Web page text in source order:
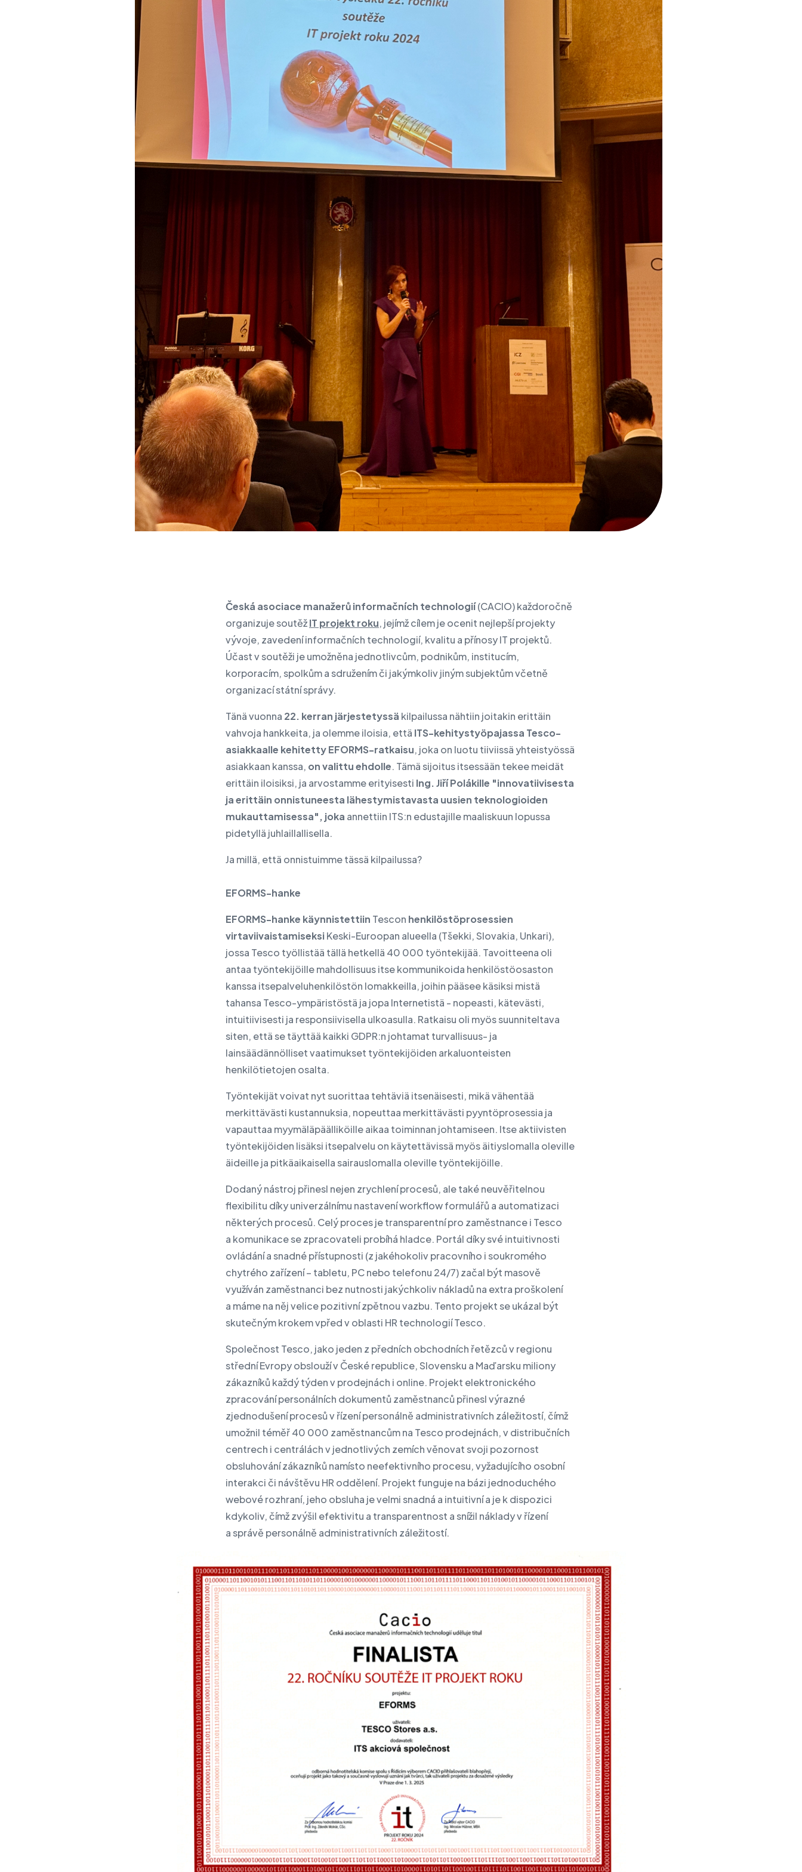
Lenovo PC-tuotteet
IT- ja kyberturvallisuuden
Tietokeskusten siirtäminen
Palvelupiste - Brno
Česká asociace manažerů informačních technologií(CACIO) každoročně
organizuje soutěžIT projekt roku, jejímž cílem je ocenit nejlepší projekty
vývoje, zavedení informačních technologií, kvalitu a přínosy IT projektů.
Účast v soutěži je umožněna jednotlivcům, podnikům, institucím,
korporacím, spolkům a sdružením či jakýmkoliv jiným subjektům včetně
organizací státní správy.
Tänä vuonna 22. kerran järjestetyssä kilpailussa nähtiin joitakin erittäin
vahvoja hankkeita, ja olemme iloisia, että ITS-kehitystyöpajassa Tesco-
asiakkaalle kehitetty EFORMS-ratkaisu, joka on luotu tiiviissä yhteistyössä
asiakkaan kanssa, on valittu ehdolle. Tämä sijoitus itsessään tekee meidät
erittäin iloisiksi, ja arvostamme erityisesti Ing. Jiří Polákille "innovatiivisesta
ja erittäin onnistuneesta lähestymistavasta uusien teknologioiden
mukauttamisessa", joka annettiin ITS:n edustajille maaliskuun lopussa
pidetyllä juhlaillallisella.
Ja millä, että onnistuimme tässä kilpailussa?
EFORMS-hanke
EFORMS-hanke käynnistettiin Tescon henkilöstöprosessien
virtaviivaistamiseksiKeski-Euroopan alueella (Tšekki, Slovakia, Unkari),
jossa Tesco työllistää tällä hetkellä 40 000 työntekijää. Tavoitteena oli
antaa työntekijöille mahdollisuus itse kommunikoida henkilöstöosaston
kanssa itsepalveluhenkilöstön lomakkeilla, joihin pääsee käsiksi mistä
tahansa Tesco-ympäristöstä ja jopa Internetistä - nopeasti, kätevästi,
intuitiivisesti ja responsiivisella ulkoasulla. Ratkaisu oli myös suunniteltava
siten, että se täyttää kaikki GDPR:n johtamat turvallisuus- ja
lainsäädännölliset vaatimukset työntekijöiden arkaluonteisten
henkilötietojen osalta.
Työntekijät voivat nyt suorittaa tehtäviä itsenäisesti, mikä vähentää
merkittävästi kustannuksia, nopeuttaa merkittävästi pyyntöprosessia ja
vapauttaa myymäläpäälliköille aikaa toiminnan johtamiseen. Itse aktiivisten
työntekijöiden lisäksi itsepalvelu on käytettävissä myös äitiyslomalla oleville
äideille ja pitkäaikaisella sairauslomalla oleville työntekijöille.
Dodaný nástroj přinesl nejen zrychlení procesů, ale také neuvěřitelnou
flexibilitu díky univerzálnímu nastavení workflow formulářů a automatizaci
některých procesů. Celý proces je transparentní pro zaměstnance i Tesco
a komunikace se zpracovateli probíhá hladce. Portál díky své intuitivnosti
ovládání a snadné přístupnosti (z jakéhokoliv pracovního i soukromého
chytrého zařízení – tabletu, PC nebo telefonu 24/7) začal být masově
využíván zaměstnanci bez nutnosti jakýchkoliv nákladů na extra proškolení
a máme na něj velice pozitivní zpětnou vazbu. Tento projekt se ukázal být
skutečným krokem vpřed v oblasti HR technologií Tesco.
Společnost Tesco, jako jeden z předních obchodních řetězců v regionu
střední Evropy obslouží v České republice, Slovensku a Maďarsku miliony
zákazníků každý týden v prodejnách i online. Projekt elektronického
zpracování personálních dokumentů zaměstnanců přinesl výrazné
zjednodušení procesů v řízení personálně administrativních záležitostí, čímž
umožnil téměř 40 000 zaměstnancům na Tesco prodejnách, v distribučních
centrech i centrálách v jednotlivých zemích věnovat svoji pozornost
obsluhování zákazníků namísto neefektivního procesu, vyžadujícího osobní
interakci či návštěvu HR oddělení. Projekt funguje na bázi jednoduchého
webové rozhraní, jeho obsluha je velmi snadná a intuitivní a je k dispozici
kdykoliv, čímž zvýšil efektivitu a transparentnost a snížil náklady v řízení
a správě personálně administrativních záležitostí.